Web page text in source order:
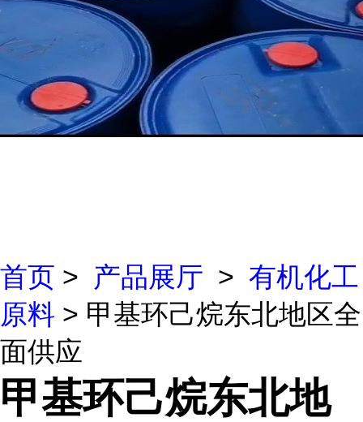
首页 > 产品展厅 > 有机化工
原料 > 甲基环己烷东北地区全
面供应
甲基环己烷东北地